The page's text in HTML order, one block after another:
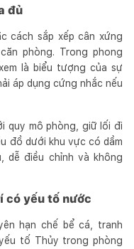
đủ
cách sắp xếp cân xứng
phòng. Trong phong
là biểu tượng của sự
áp dụng cứng nhắc nếu
quy mô phòng, giữ lối đi
đồ dưới khu vực có dầm
dễ điều chỉnh và không
có yếu tố nước
hạn chế bể cá, tranh
tố Thủy trong phòng